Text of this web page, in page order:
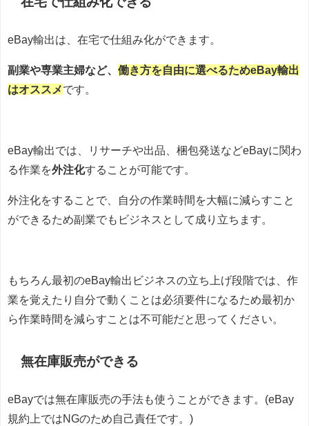
eBay輸出は、在宅で仕組み化ができます。
副業や専業主婦など、 働き方を自由に選べるためeBay輸出
はオススメです。
eBay輸出では、リサーチや出品、梱包発送などeBayに関わ
る作業を外注化することが可能です。
外注化をすることで、自分の作業時間を大幅に減らすこと
ができるため副業でもビジネスとして成り立ちます。
もちろん最初のeBay輸出ビジネスの立ち上げ段階では、作
業を覚えたり自分で動くことは必須要件になるため最初か
ら作業時間を減らすことは不可能だと思ってください。
無在庫販売ができる
eBayでは無在庫販売の手法も使うことができます。(eBay
規約上ではNGのため自己責任です。)